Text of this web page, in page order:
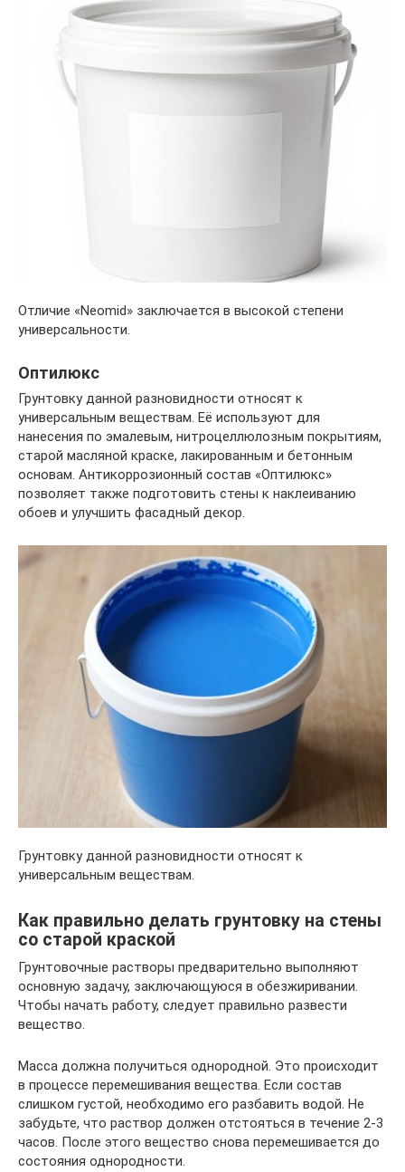
Отличие «Neomid» заключается в высокой степени
универсальности.
Оптилюкс
Грунтовку данной разновидности относят к
универсальным веществам. Её используют для
нанесения по эмалевым, нитроцеллюлозным покрытиям,
старой масляной краске, лакированным и бетонным
основам. Антикоррозионный состав «Оптилюкс»
позволяет также подготовить стены к наклеиванию
обоев и улучшить фасадный декор.
Грунтовку данной разновидности относят к
универсальным веществам.
Как правильно делать грунтовку на стены
со старой краской
Грунтовочные растворы предварительно выполняют
основную задачу, заключающуюся в обезжиривании.
Чтобы начать работу, следует правильно развести
вещество.
Масса должна получиться однородной. Это происходит
в процессе перемешивания вещества. Если состав
слишком густой, необходимо его разбавить водой. Не
забудьте, что раствор должен отстояться в течение 2-3
часов. После этого вещество снова перемешивается до
состояния однородности.